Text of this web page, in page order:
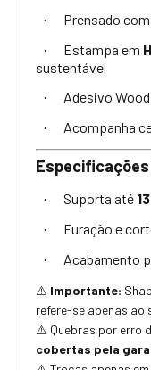
· Prensado
· Estampa em
sustentável
· Adesivo
· Acompanha
· Suporta até
· Furação e
· Acabamento
⚠️ Importante:
refere-se apenas ao
⚠️ Quebras por erro
cobertas pela